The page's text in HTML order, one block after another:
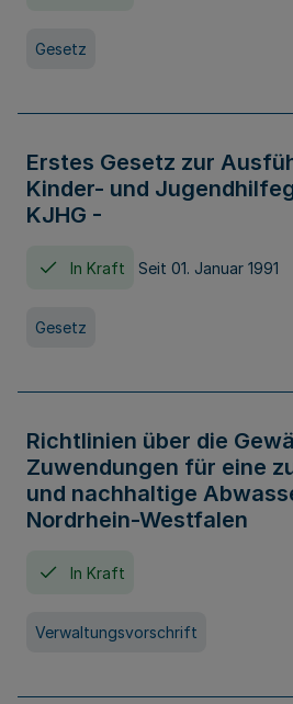
Gesetz
Erstes Gesetz zur
Kinder- und
KJHG -
In Kraft Seit 01. Januar 1991
Gesetz
Richtlinien über die
Zuwendungen für eine
und nachhaltige
Nordrhein-Westfalen
In Kraft
Verwaltungsvorschrift